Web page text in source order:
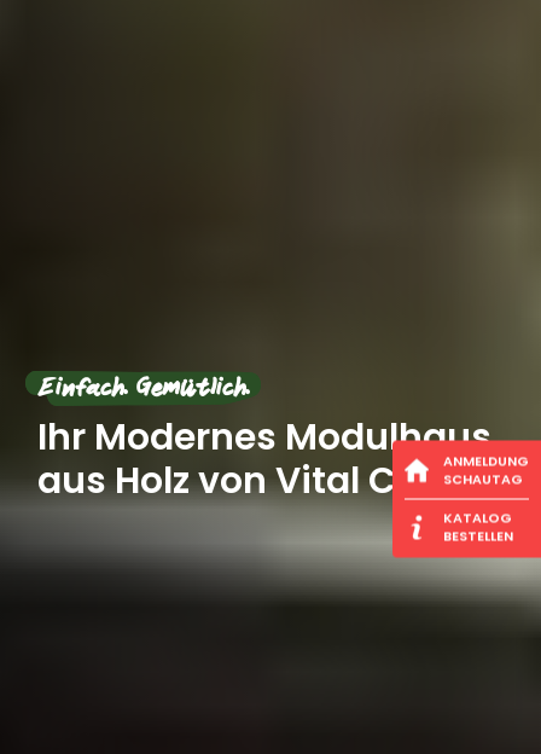
Einfach. Gemütlich.
Ihr Modernes Modulhaus
aus Holz von Vital CampANMELDUNG
SCHAUTAG
KATALOG
BESTELLEN